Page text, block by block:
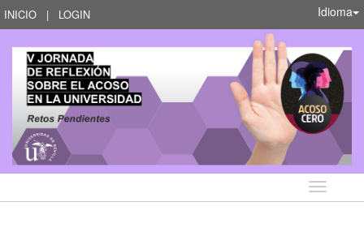
INICIO | LOGIN Idioma
Idioma